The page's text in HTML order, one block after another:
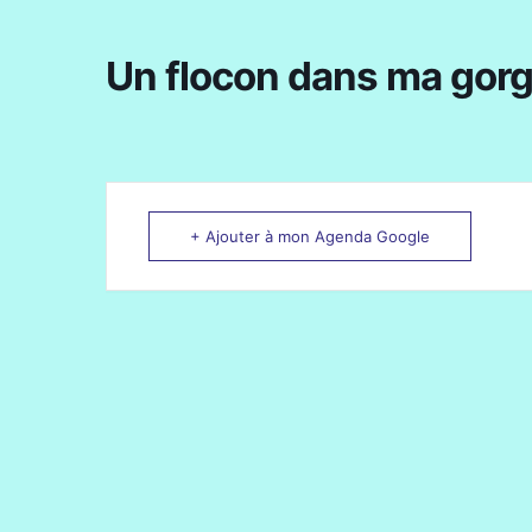
Un flocon dans ma
+ Ajouter à mon Agenda Google